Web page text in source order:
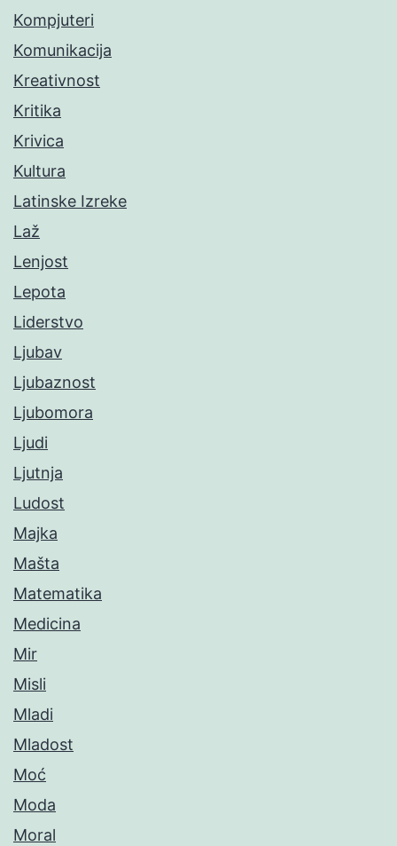
Kompjuteri
Komunikacija
Kreativnost
Kritika
Krivica
Kultura
Latinske Izreke
Laž
Lenjost
Lepota
Liderstvo
Ljubav
Ljubaznost
Ljubomora
Ljudi
Ljutnja
Ludost
Majka
Mašta
Matematika
Medicina
Mir
Misli
Mladi
Mladost
Moć
Moda
Moral